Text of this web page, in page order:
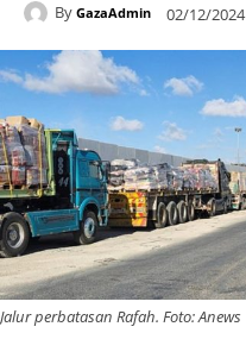
By GazaAdmin 02/12/2024
Jalur perbatasan Rafah. Foto: Anews